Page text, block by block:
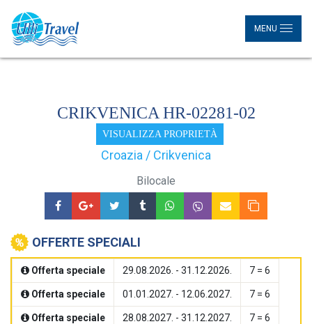
MENU
CRIKVENICA HR-02281-02
VISUALIZZA PROPRIETÀ
Croazia / Crikvenica
Bilocale
OFFERTE SPECIALI
Offerta speciale 29.08.2026. - 31.12.2026. 7 = 6
Offerta speciale 01.01.2027. - 12.06.2027. 7 = 6
Offerta speciale 28.08.2027. - 31.12.2027. 7 = 6